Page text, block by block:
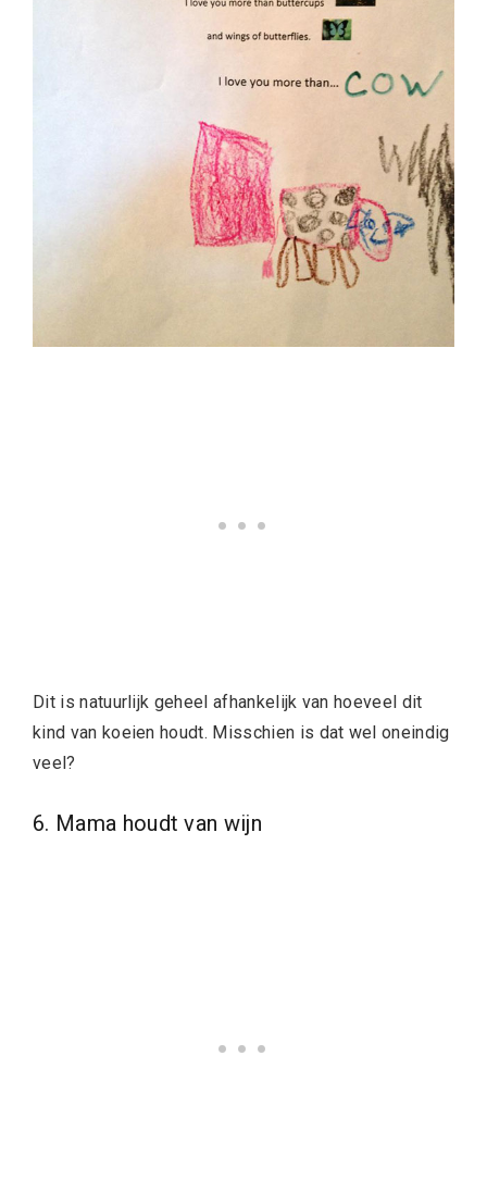
Dit is natuurlijk geheel afhankelijk van hoeveel dit
kind van koeien houdt. Misschien is dat wel oneindig
veel?
6. Mama houdt van wijn